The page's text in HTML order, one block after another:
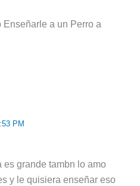
Enseñarle a un Perro a
PM
es grande tambn lo amo
y le quisiera enseñar eso